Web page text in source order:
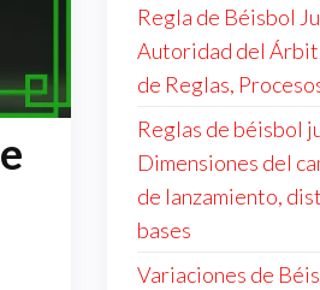
Regla de Béisbol
Autoridad del
de Reglas,
Reglas de béisbol
Dimensiones del
de lanzamiento,
bases
Variaciones de